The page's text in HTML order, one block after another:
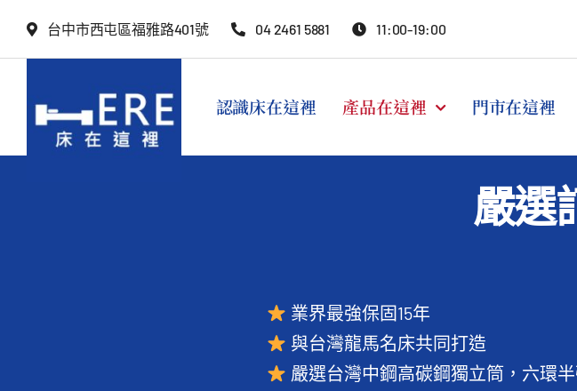
台中市西屯區福雅路401號 04 2461 5881 11:00-19:00
認識床在這裡 產品在這裡 門市在這裡
嚴選
業界最強保固15年
與台灣龍馬名床共同打造
嚴選台灣中鋼高碳鋼獨立筒，六環